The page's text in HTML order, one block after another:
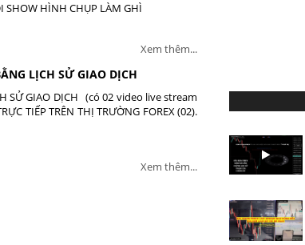
SHOW HÌNH CHỤP LÀM GHÌ
Xem thêm...
LỊCH SỬ GIAO DỊCH
SỬ GIAO DỊCH (có 02 video live stream
TIẾP TRÊN THỊ TRƯỜNG FOREX (02).
Xem thêm...